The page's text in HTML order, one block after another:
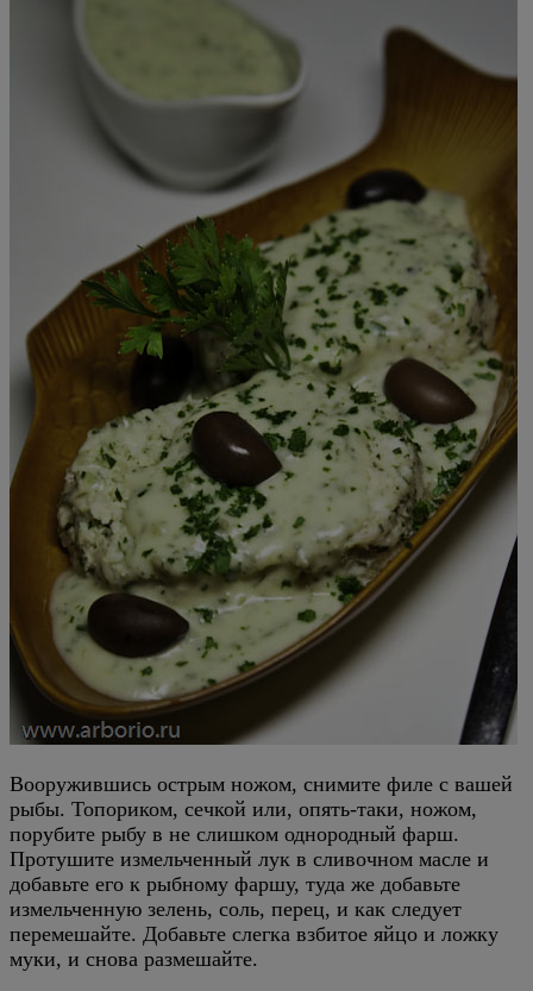
Вооружившись острым ножом, снимите филе с вашей
рыбы. Топориком, сечкой или, опять-таки, ножом,
порубите рыбу в не слишком однородный фарш.
Протушите измельченный лук в сливочном масле и
добавьте его к рыбному фаршу, туда же добавьте
измельченную зелень, соль, перец, и как следует
перемешайте. Добавьте слегка взбитое яйцо и ложку
муки, и снова размешайте.